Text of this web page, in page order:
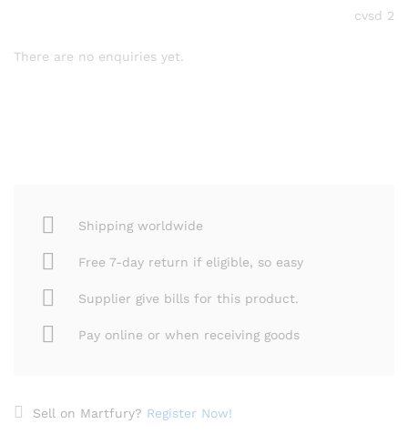
cvsd 2
There are no enquiries yet.
Shipping worldwide
Free 7-day return if eligible, so easy
Supplier give bills for this product.
Pay online or when receiving goods
Sell on Martfury? Register Now!